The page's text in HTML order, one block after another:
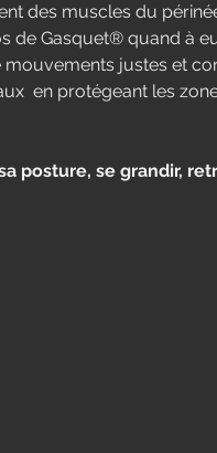
des muscles du
Gasquet® quand à
justes et
en protégeant les
posture, se grandir,